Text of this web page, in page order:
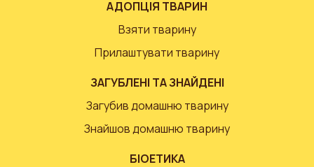
АДОПЦІЯ ТВАРИН
Взяти тварину
Прилаштувати тварину
ЗАГУБЛЕНІ ТА ЗНАЙДЕНІ
Загубив домашню тварину
Знайшов домашню тварину
БІОЕТИКА